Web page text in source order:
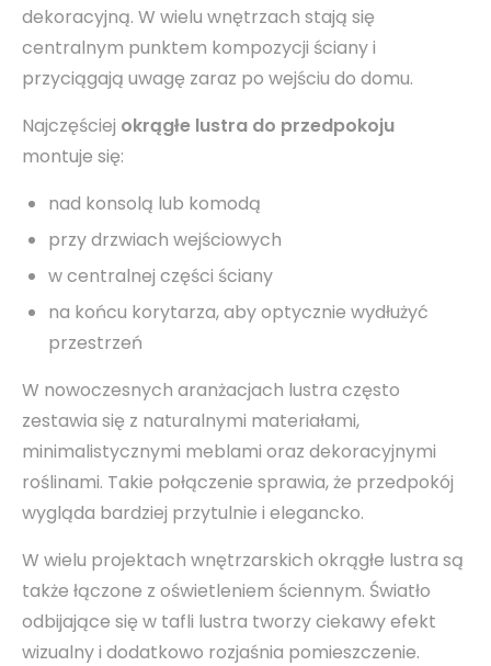
dekoracyjną. W wielu wnętrzach stają się
centralnym punktem kompozycji ściany i
przyciągają uwagę zaraz po wejściu do domu.
Najczęściej okrągłe lustra do przedpokoju
montuje się:
nad konsolą lub komodą
przy drzwiach wejściowych
w centralnej części ściany
na końcu korytarza, aby optycznie wydłużyć
przestrzeń
W nowoczesnych aranżacjach lustra często
zestawia się z naturalnymi materiałami,
minimalistycznymi meblami oraz dekoracyjnymi
roślinami. Takie połączenie sprawia, że przedpokój
wygląda bardziej przytulnie i elegancko.
W wielu projektach wnętrzarskich okrągłe lustra są
także łączone z oświetleniem ściennym. Światło
odbijające się w tafli lustra tworzy ciekawy efekt
wizualny i dodatkowo rozjaśnia pomieszczenie.